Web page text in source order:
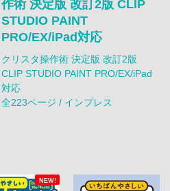
作術 決定版 改訂2版 CLIP
STUDIO PAINT
PRO/EX/iPad対応
クリスタ操作術 決定版 改訂2版
CLIP STUDIO PAINT PRO/EX/iPad
対応
全223ページ / インプレス
NEW!